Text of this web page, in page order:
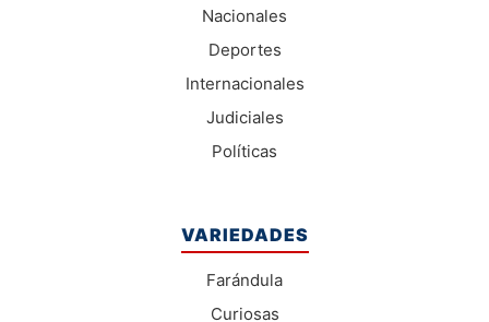
Nacionales
Deportes
Internacionales
Judiciales
Políticas
VARIEDADES
Farándula
Curiosas